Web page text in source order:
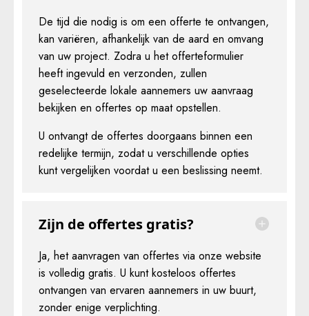
De tijd die nodig is om een offerte te ontvangen,
kan variëren, afhankelijk van de aard en omvang
van uw project. Zodra u het offerteformulier
heeft ingevuld en verzonden, zullen
geselecteerde lokale aannemers uw aanvraag
bekijken en offertes op maat opstellen.
U ontvangt de offertes doorgaans binnen een
redelijke termijn, zodat u verschillende opties
kunt vergelijken voordat u een beslissing neemt.
Zijn de offertes gratis?
Ja, het aanvragen van offertes via onze website
is volledig gratis. U kunt kosteloos offertes
ontvangen van ervaren aannemers in uw buurt,
zonder enige verplichting.